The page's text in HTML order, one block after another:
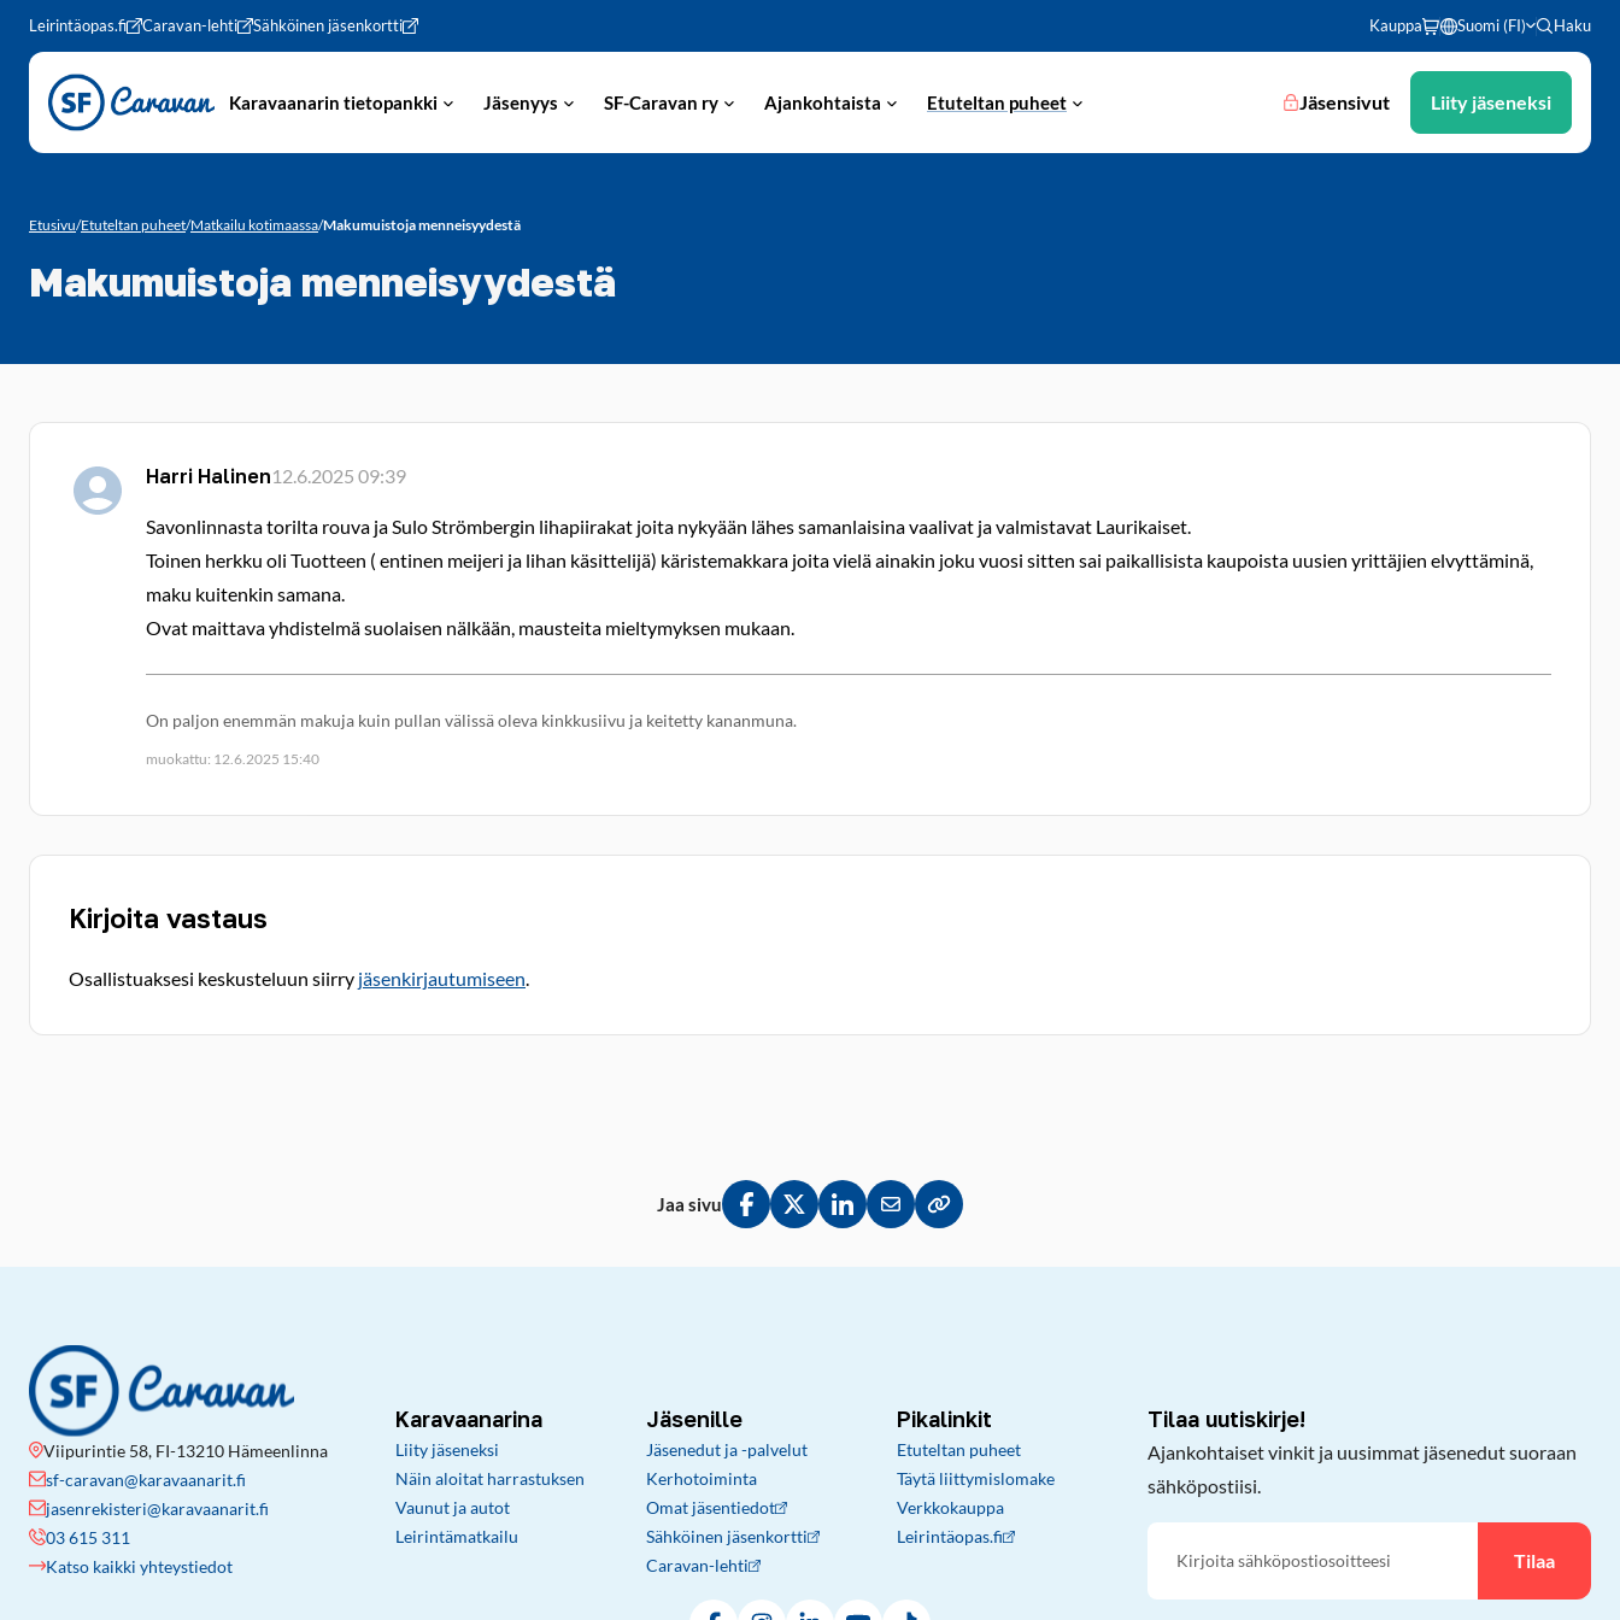
Siirry sivun sisältöön
Leirintäopas.fi Caravan-lehti Sähköinen jäsenkortti Kauppa Suomi (FI) Haku
Karavaanarin tietopankki Jäsenyys SF-Caravan ry Ajankohtaista Etuteltan puheet Jäsensivut Liity jäseneksi
Etusivu/Etuteltan puheet/Matkailu kotimaassa/Makumuistoja menneisyydestä
Makumuistoja menneisyydestä
Harri Halinen12.6.2025 09:39
Savonlinnasta torilta rouva ja Sulo Strömbergin lihapiirakat joita nykyään lähes samanlaisina vaalivat ja valmistavat Laurikaiset.
Toinen herkku oli Tuotteen ( entinen meijeri ja lihan käsittelijä) käristemakkara joita vielä ainakin joku vuosi sitten sai paikallisista kaupoista uusien yrittäjien elvyttäminä,
maku kuitenkin samana.
Ovat maittava yhdistelmä suolaisen nälkään, mausteita mieltymyksen mukaan.
On paljon enemmän makuja kuin pullan välissä oleva kinkkusiivu ja keitetty kananmuna.
muokattu: 12.6.2025 15:40
Kirjoita vastaus
Osallistuaksesi keskusteluun siirry jäsenkirjautumiseen.
Jaa sivu
Jaa Facebookissa
Jaa Twitterissä
Jaa LinkedInissä
Jaa sähköpostitse
Kopioi linkki leikepöydälle
Viipurintie 58, FI-13210 Hämeenlinna
sf-caravan@karavaanarit.fi
jasenrekisteri@karavaanarit.fi
03 615 311
Katso kaikki yhteystiedot
Karavaanarina
Liity jäseneksi
Näin aloitat harrastuksen
Vaunut ja autot
Leirintämatkailu
Jäsenille
Jäsenedut ja -palvelut
Kerhotoiminta
Omat jäsentiedot
Sähköinen jäsenkortti
Caravan-lehti
Pikalinkit
Etuteltan puheet
Täytä liittymislomake
Verkkokauppa
Leirintäopas.fi
Tilaa uutiskirje!
Ajankohtaiset vinkit ja uusimmat jäsenedut suoraan
sähköpostiisi.
Tilaa
FacebookInstagramLinkedInYouTubeTikTok